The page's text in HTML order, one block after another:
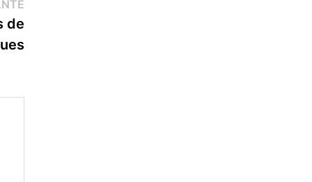
Publication
suivante :
de